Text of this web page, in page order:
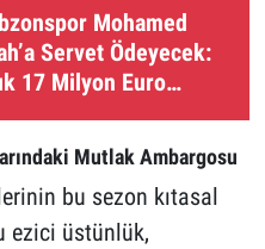
Mohamed
Servet Ödeyecek:
17 Milyon Euro
Mutlak Ambargosu
bu sezon kıtasal
ezici üstünlük,